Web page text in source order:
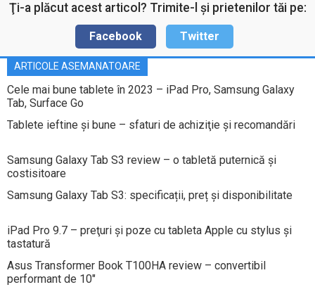
Ţi-a plăcut acest articol? Trimite-l şi prietenilor tăi pe:
Facebook Twitter
ARTICOLE ASEMANATOARE
Cele mai bune tablete în 2023 – iPad Pro, Samsung Galaxy
Tab, Surface Go
Tablete ieftine şi bune – sfaturi de achiziţie şi recomandări
Samsung Galaxy Tab S3 review – o tabletă puternică și
costisitoare
Samsung Galaxy Tab S3: specificații, preț și disponibilitate
iPad Pro 9.7 – preţuri şi poze cu tableta Apple cu stylus şi
tastatură
Asus Transformer Book T100HA review – convertibil
performant de 10″